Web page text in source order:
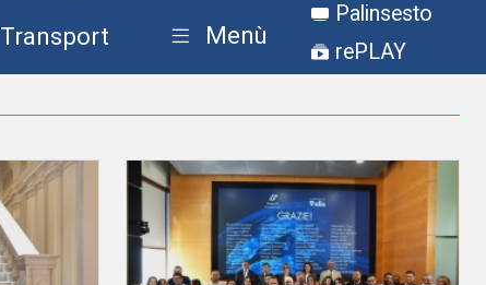
Transport Menù
Palinsesto
rePLAY